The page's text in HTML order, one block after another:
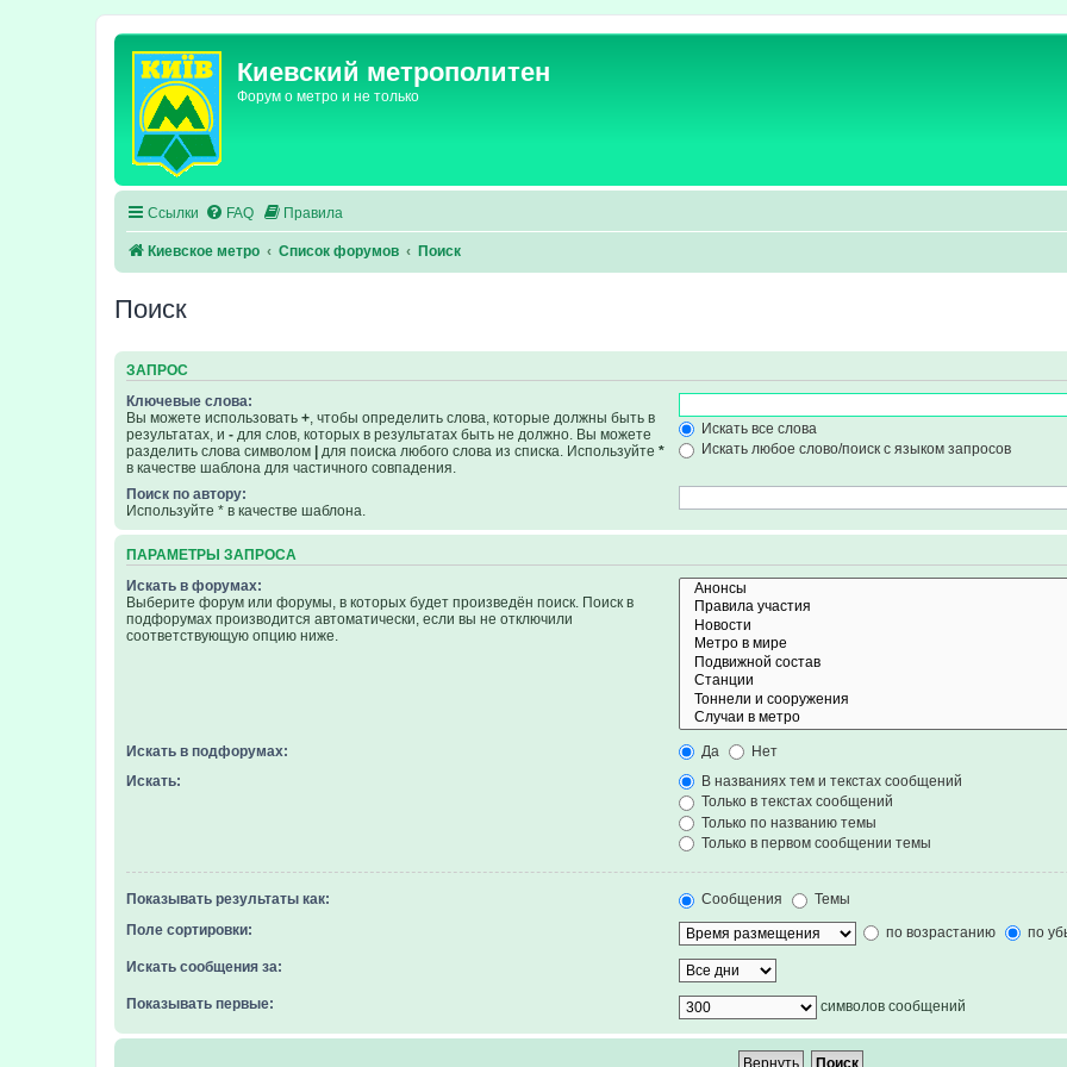
Киевский метрополитен
Форум о метро и не только
Ссылки FAQ Правила
Киевское метро Список форумов Поиск
Поиск
ЗАПРОС
Ключевые слова:
Вы можете использовать +, чтобы определить слова, которые должны быть в
результатах, и - для слов, которых в результатах быть не должно. Вы можете
разделить слова символом
для поиска любого слова из списка. Используйте *
в качестве шаблона для частичного совпадения.
Искать все слова
Искать любое слово/поиск с языком запросов
Поиск по автору:
Используйте * в качестве шаблона.
ПАРАМЕТРЫ ЗАПРОСА
Искать в форумах:
Выберите форум или форумы, в которых будет произведён поиск. Поиск в
подфорумах производится автоматически, если вы не отключили
соответствующую опцию ниже.
Искать в подфорумах: Да
Нет
Искать:
В названиях тем и текстах сообщений
Только в текстах сообщений
Только по названию темы
Только в первом сообщении темы
Показывать результаты как: Сообщения
Темы
Поле сортировки:
по возрастанию по
Искать сообщения за:
Показывать первые: символов сообщений